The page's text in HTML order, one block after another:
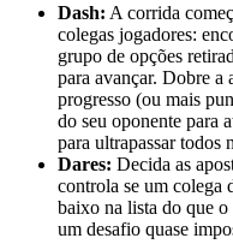
Dash: A corrida
colegas jogadores:
grupo de opções
para avançar. Dobre a
progresso (ou mais
do seu oponente para
para ultrapassar todos
Dares: Decida as
controla se um colega
baixo na lista do que
um desafio quase